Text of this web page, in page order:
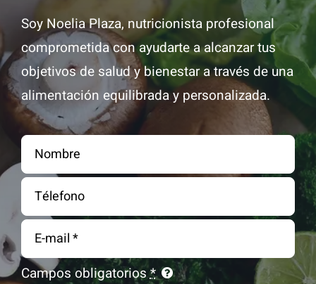
Soy Noelia Plaza, nutricionista profesional
comprometida con ayudarte a alcanzar tus
objetivos de salud y bienestar a través de una
alimentación equilibrada y personalizada.
Correo
electrónico
Campos obligatorios*